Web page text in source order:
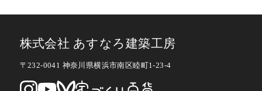
株式会社 あすなろ建築工房
〒232-0041 神奈川県横浜市南区睦町1-23-4